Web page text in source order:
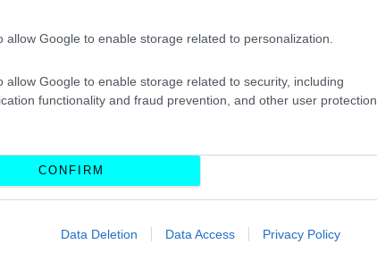
allow Google to enable storage related to personalization.
allow Google to enable storage related to security, including
functionality and fraud prevention, and other user protection.
CONFIRM
Data Deletion Data Access Privacy Policy
εδώ), η Ford φαίνεται πως είναι ένας ακόμη
τοποθέτησης μιας σεβαστών διαστάσεων
από φυσικά κουμπιά.